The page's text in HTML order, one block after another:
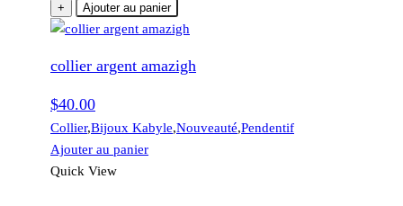
+ Ajouter au panier
collier argent amazigh
$40.00
Collier,Bijoux Kabyle,Nouveauté,Pendentif
Ajouter au panier
Quick View